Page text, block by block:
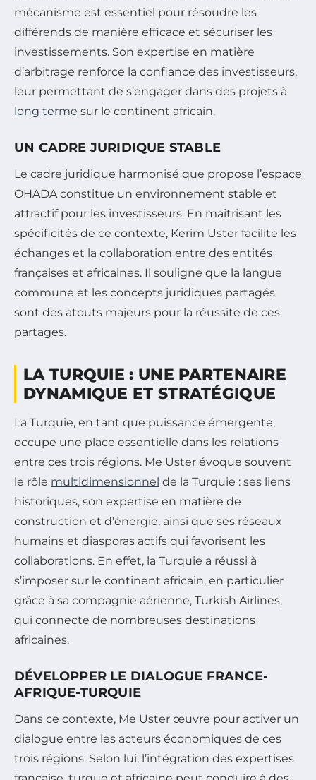
mécanisme est essentiel pour résoudre les
différends de manière efficace et sécuriser les
investissements. Son expertise en matière
d’arbitrage renforce la confiance des investisseurs,
leur permettant de s’engager dans des projets à
long terme sur le continent africain.
UN CADRE JURIDIQUE STABLE
Le cadre juridique harmonisé que propose l’espace
OHADA constitue un environnement stable et
attractif pour les investisseurs. En maîtrisant les
spécificités de ce contexte, Kerim Uster facilite les
échanges et la collaboration entre des entités
françaises et africaines. Il souligne que la langue
commune et les concepts juridiques partagés
sont des atouts majeurs pour la réussite de ces
partages.
LA TURQUIE : UNE PARTENAIRE
DYNAMIQUE ET STRATÉGIQUE
La Turquie, en tant que puissance émergente,
occupe une place essentielle dans les relations
entre ces trois régions. Me Uster évoque souvent
le rôle multidimensionnel de la Turquie : ses liens
historiques, son expertise en matière de
construction et d’énergie, ainsi que ses réseaux
humains et diasporas actifs qui favorisent les
collaborations. En effet, la Turquie a réussi à
s’imposer sur le continent africain, en particulier
grâce à sa compagnie aérienne, Turkish Airlines,
qui connecte de nombreuses destinations
africaines.
DÉVELOPPER LE DIALOGUE FRANCE-
AFRIQUE-TURQUIE
Dans ce contexte, Me Uster œuvre pour activer un
dialogue entre les acteurs économiques de ces
trois régions. Selon lui, l’intégration des expertises